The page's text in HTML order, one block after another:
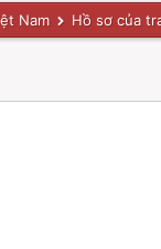
Nam Hồ sơ của